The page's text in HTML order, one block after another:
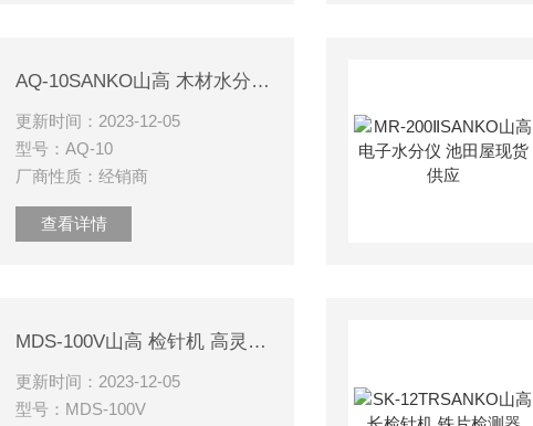
AQ-10SANKO山高 木材水分仪 直流电阻型池田
更新时间：2023-12-05
型号：AQ-10
厂商性质：经销商
查看详情
MDS-100V山高 检针机 高灵敏度手持型 铁片检测器
更新时间：2023-12-05
型号：MDS-100V